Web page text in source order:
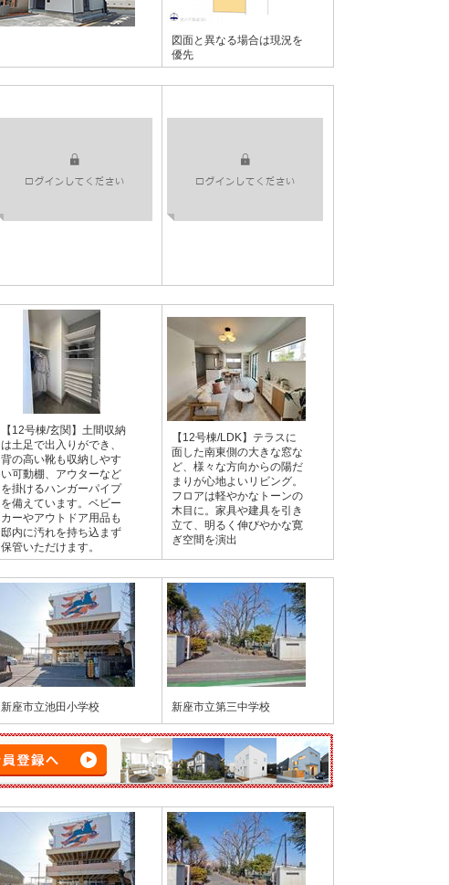
図面と異なる場合は現況を
優先
【12号棟/玄関】土間収納
は土足で出入りができ、
背の高い靴も収納しやす
い可動棚、アウターなど
を掛けるハンガーパイプ
を備えています。ベビー
カーやアウトドア用品も
邸内に汚れを持ち込まず
保管いただけます。
【12号棟/LDK】テラスに
面した南東側の大きな窓な
ど、様々な方向からの陽だ
まりが心地よいリビング。
フロアは軽やかなトーンの
木目に。家具や建具を引き
立て、明るく伸びやかな寛
ぎ空間を演出
新座市立池田小学校 新座市立第三中学校